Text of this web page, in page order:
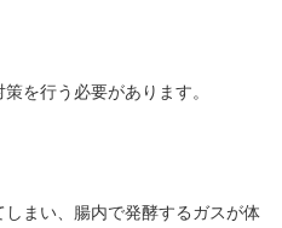
を行う必要があります。
まい、腸内で発酵するガスが体